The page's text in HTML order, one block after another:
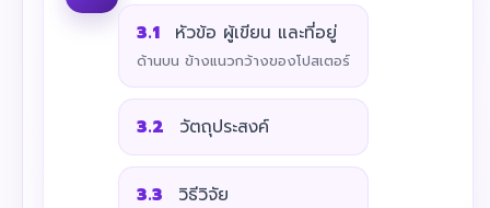
3.1 หัวข้อ ผู้เขียน และที่อยู่
ด้านบน ข้างแนวกว้างของโปสเตอร์
3.2 วัตถุประสงค์
3.3 วิธีวิจัย